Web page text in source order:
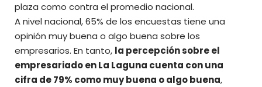
plaza como contra el promedio nacional.
A nivel nacional, 65% de los encuestas tiene una
opinión muy buena o algo buena sobre los
empresarios. En tanto, la percepción sobre el
empresariado en La Laguna cuenta con una
cifra de 79% como muy buena o algo buena,